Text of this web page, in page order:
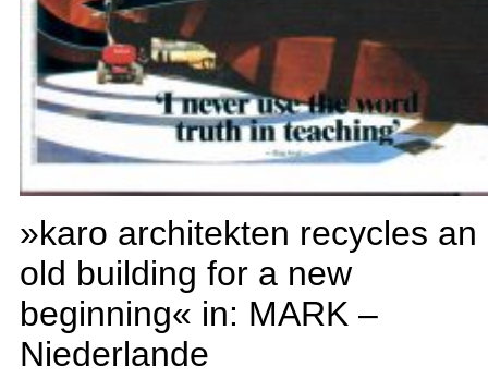
»karo architekten recycles an
old building for a new
beginning« in: MARK –
Niederlande